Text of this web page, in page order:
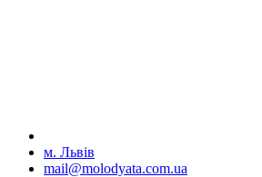
м. Львів
mail@molodyata.com.ua